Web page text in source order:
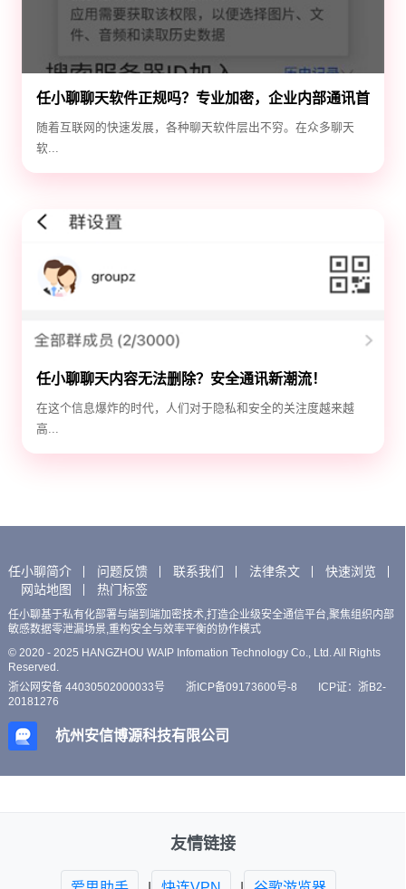
任小聊聊天软件正规吗？专业加密，企业内部通讯首
选！
随着互联网的快速发展，各种聊天软件层出不穷。在众多聊天
软...
任小聊聊天内容无法删除？安全通讯新潮流！
在这个信息爆炸的时代，人们对于隐私和安全的关注度越来越
高...
任小聊简介 问题反馈 联系我们 法律条文
快速浏览
网站地图
热门标签
任小聊基于私有化部署与端到端加密技术,打造企业级安全通信平台,聚焦组织内部
敏感数据零泄漏场景,重构安全与效率平衡的协作模式
© 2020 - 2025 HANGZHOU WAIP Infomation Technology Co., Ltd. All Rights
Reserved.
浙公网安备 44030502000033号
浙ICP备09173600号-8
ICP证：浙B2-
20181276
杭州安信博源科技有限公司
友情链接